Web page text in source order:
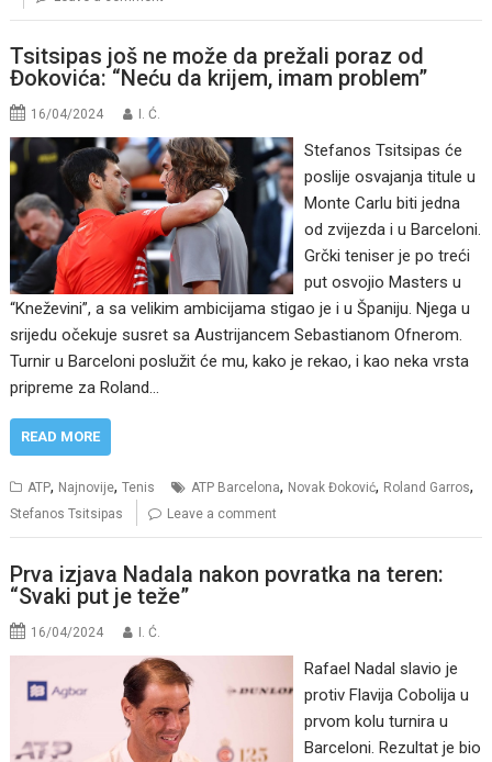
Tsitsipas još ne može da prežali poraz od
Đokovića: “Neću da krijem, imam problem”
16/04/2024 I. Ć.
Stefanos Tsitsipas će
poslije osvajanja titule u
Monte Carlu biti jedna
od zvijezda i u Barceloni.
Grčki teniser je po treći
put osvojio Masters u
“Kneževini”, a sa velikim ambicijama stigao je i u Španiju. Njega u
srijedu očekuje susret sa Austrijancem Sebastianom Ofnerom.
Turnir u Barceloni poslužit će mu, kako je rekao, i kao neka vrsta
pripreme za Roland…
READ MORE
ATP, Najnovije,Tenis ATP Barcelona, Novak Đoković, Roland Garros,
Stefanos Tsitsipas Leave a comment
Prva izjava Nadala nakon povratka na teren:
“Svaki put je teže”
16/04/2024 I. Ć.
Rafael Nadal slavio je
protiv Flavija Cobolija u
prvom kolu turnira u
Barceloni. Rezultat je bio